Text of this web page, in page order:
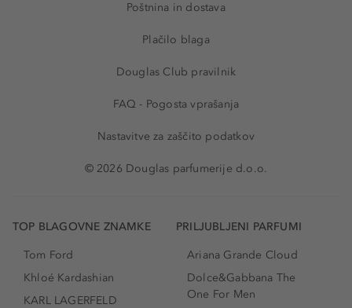
Poštnina in dostava
Plačilo blaga
Douglas Club pravilnik
FAQ - Pogosta vprašanja
Nastavitve za zaščito podatkov
© 2026 Douglas parfumerije d.o.o.
TOP BLAGOVNE ZNAMKE
Tom Ford
Khloé Kardashian
KARL LAGERFELD
PRILJUBLJENI PARFUMI
Ariana Grande Cloud
Dolce&Gabbana The
One For Men